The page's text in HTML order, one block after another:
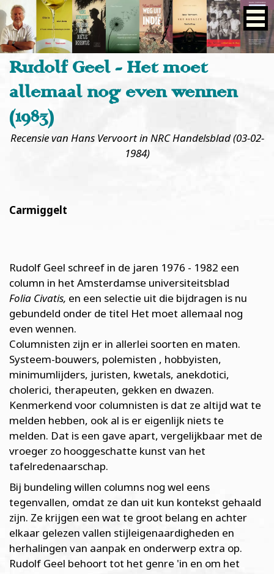
Rudolf Geel - Het moet
allemaal nog even wennen
(1983)
Recensie van Hans Vervoort in NRC Handelsblad (03-02-
1984)
Carmiggelt
Rudolf Geel schreef in de jaren 1976 - 1982 een
column in het Amsterdamse universiteitsblad
Folia Civatis, en een selectie uit die bijdragen is nu
gebundeld onder de titel Het moet allemaal nog
even wennen.
Columnisten zijn er in allerlei soorten en maten.
Systeem-bouwers, polemisten , hobbyisten,
minimumlijders, juristen, kwetals, anekdotici,
cholerici, therapeuten, gekken en dwazen.
Kenmerkend voor columnisten is dat ze altijd wat te
melden hebben, ook al is er eigenlijk niets te
melden. Dat is een gave apart, vergelijkbaar met de
vroeger zo hooggeschatte kunst van het
tafelredenaarschap.
Bij bundeling willen columns nog wel eens
tegenvallen, omdat ze dan uit kun kontekst gehaald
zijn. Ze krijgen een wat te groot belang en achter
elkaar gelezen vallen stijleigenaardigheden en
herhalingen van aanpak en onderwerp extra op.
Rudolf Geel behoort tot het genre 'in en om het